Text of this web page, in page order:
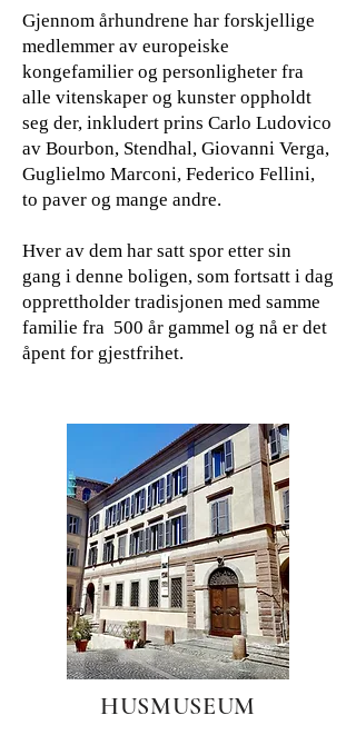
Gjennom århundrene har forskjellige
medlemmer av europeiske
kongefamilier og personligheter fra
alle vitenskaper og kunster oppholdt
seg der, inkludert prins Carlo Ludovico
av Bourbon, Stendhal, Giovanni Verga,
Guglielmo Marconi, Federico Fellini,
to paver og mange andre.
Hver av dem har satt spor etter sin
gang i denne boligen, som fortsatt i dag
opprettholder tradisjonen med samme
familie fra 500 år gammel og nå er det
åpent for gjestfrihet.
HUSMUSEUM